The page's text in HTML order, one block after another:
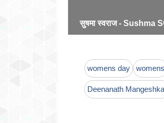
सुषमा स्वराज - Sushma
womens day womens
Deenanath